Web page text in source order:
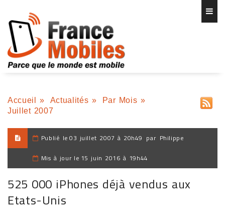
Accueil » Actualités » Par Mois »
Juillet 2007
Publié le 03 juillet 2007 à 20h49 par Philippe
Mis à jour le 15 juin 2016 à 19h44
525 000 iPhones déjà vendus aux
Etats-Unis